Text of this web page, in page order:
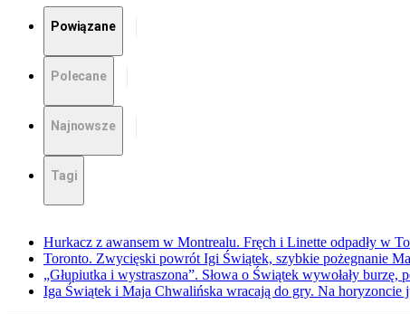
Powiązane
Polecane
Najnowsze
Tagi
Hurkacz z awansem w Montrealu. Fręch i Linette odpadły w
Toronto. Zwycięski powrót Igi Świątek, szybkie pożegnanie
„Głupiutka i wystraszona”. Słowa o Świątek wywołały burzę,
Iga Świątek i Maja Chwalińska wracają do gry. Na horyzoncie